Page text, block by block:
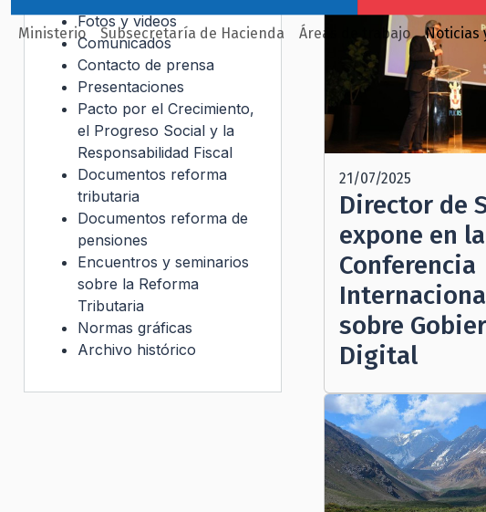
Ministerio Subsecretaría de Hacienda Áreas de trabajo Noticias
21/07/2025
Director de
expone en
Conferencia
sobre
Digital
Fotos y videos
Comunicados
Contacto de prensa
Presentaciones
Pacto por el Crecimiento,
el Progreso Social y la
Responsabilidad Fiscal
Documentos reforma
tributaria
Documentos reforma de
pensiones
Encuentros y seminarios
sobre la Reforma
Tributaria
Normas gráficas
Archivo histórico